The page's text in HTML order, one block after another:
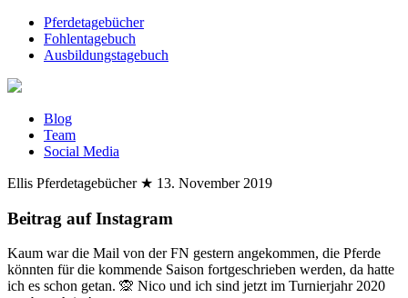
Pferdetagebücher
Fohlentagebuch
Ausbildungstagebuch
Blog
Team
Social Media
Ellis Pferdetagebücher ★ 13. November 2019
Beitrag auf Instagram
Kaum war die Mail von der FN gestern angekommen, die Pferde
könnten für die kommende Saison fortgeschrieben werden, da hatte
ich es schon getan. 🙊 Nico und ich sind jetzt im Turnierjahr 2020